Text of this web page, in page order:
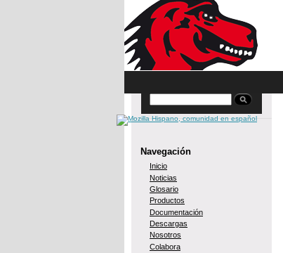
Navegación
Inicio
Noticias
Glosario
Productos
Documentación
Descargas
Nosotros
Colabora